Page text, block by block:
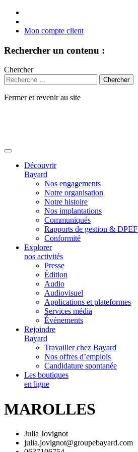
Mon compte client
Rechercher un contenu :
Chercher
Fermer et revenir au site
Découvrir
Bayard
Nos engagements
Notre organisation
Notre histoire
Nos implantations
Communiqués
Rapports de gestion & DPEF
Conformité
Explorer
nos activités
Presse
Édition
Audio
Audiovisuel
Applications et plateformes
Services média
Événements
Rejoindre
Bayard
Travailler chez Bayard
Nos offres d’emplois
Candidature spontanée
Les boutiques
en ligne
MAROLLES
Julia Jovignot
julia.jovignot@groupebayard.com